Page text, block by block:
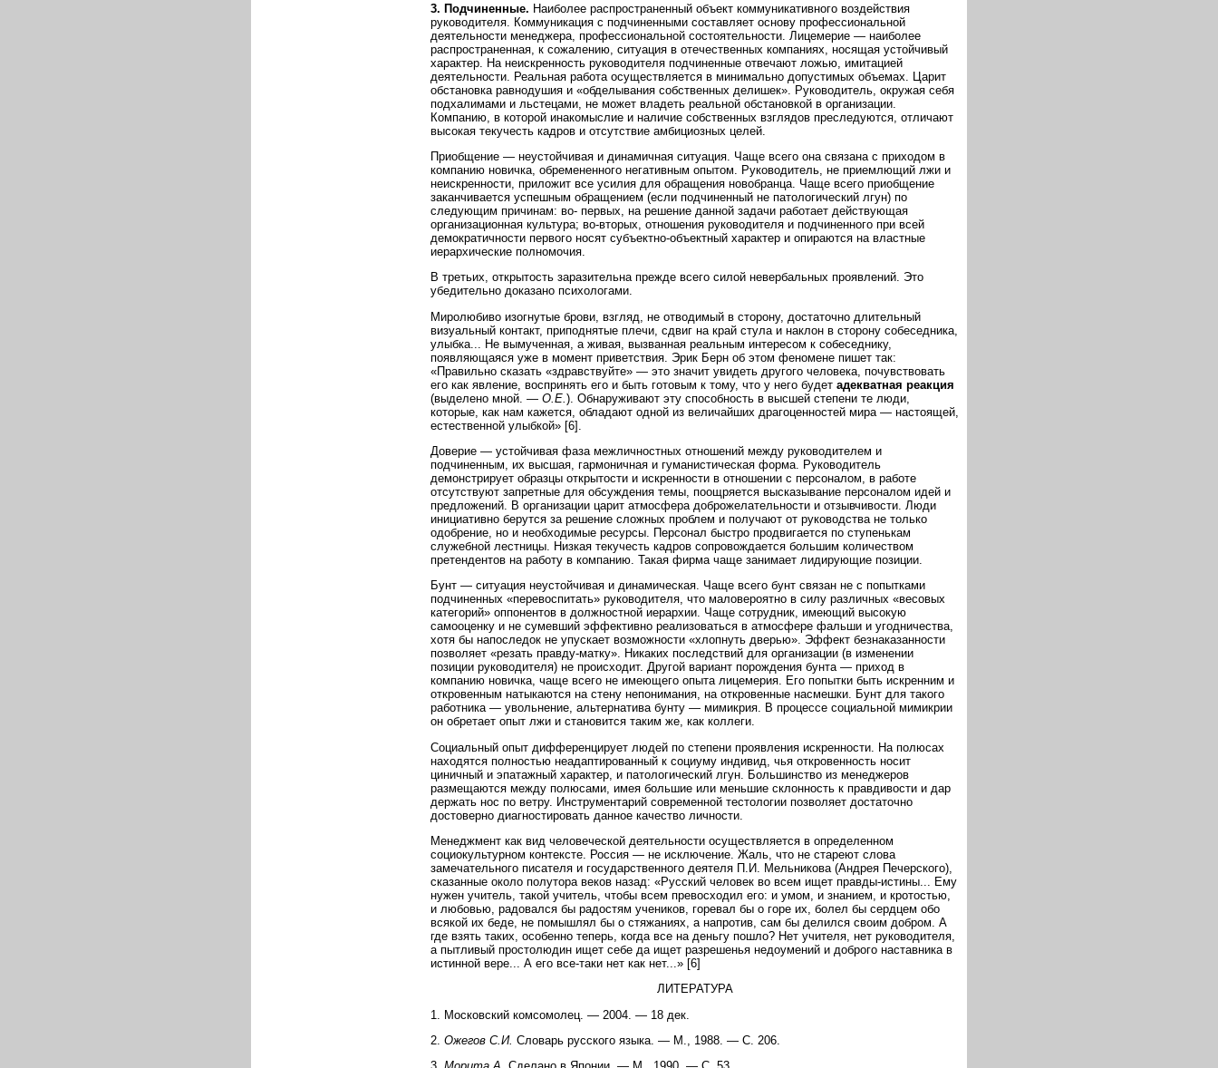
3. Подчиненные. Наиболее распространенный объект коммуникативного воздействия
руководителя. Коммуникация с подчиненными составляет основу профессиональной
деятельности менеджера, профессиональной состоятельности. Лицемерие — наиболее
распространенная, к сожалению, ситуация в отечественных компаниях, носящая устойчивый
характер. На неискренность руководителя подчиненные отвечают ложью, имитацией
деятельности. Реальная работа осуществляется в минимально допустимых объемах. Царит
обстановка равнодушия и «обделывания собственных делишек». Руководитель, окружая себя
подхалимами и льстецами, не может владеть реальной обстановкой в организации.
Компанию, в которой инакомыслие и наличие собственных взглядов преследуются, отличают
высокая текучесть кадров и отсутствие амбициозных целей.
Приобщение — неустойчивая и динамичная ситуация. Чаще всего она связана с приходом в
компанию новичка, обремененного негативным опытом. Руководитель, не приемлющий лжи и
неискренности, приложит все усилия для обращения новобранца. Чаще всего приобщение
заканчивается успешным обращением (если подчиненный не патологический лгун) по
следующим причинам: во- первых, на решение данной задачи работает действующая
организационная культура; во-вторых, отношения руководителя и подчиненного при всей
демократичности первого носят субъектно-объектный характер и опираются на властные
иерархические полномочия.
В третьих, открытость заразительна прежде всего силой невербальных проявлений. Это
убедительно доказано психологами.
Миролюбиво изогнутые брови, взгляд, не отводимый в сторону, достаточно длительный
визуальный контакт, приподнятые плечи, сдвиг на край стула и наклон в сторону собеседника,
улыбка... Не вымученная, а живая, вызванная реальным интересом к собеседнику,
появляющаяся уже в момент приветствия. Эрик Берн об этом феномене пишет так:
«Правильно сказать «здравствуйте» — это значит увидеть другого человека, почувствовать
его как явление, воспринять его и быть готовым к тому, что у него будет адекватная реакция
(выделено мной. — О.Е. ). Обнаруживают эту способность в высшей степени те люди,
которые, как нам кажется, обладают одной из величайших драгоценностей мира — настоящей,
естественной улыбкой» [6].
Доверие — устойчивая фаза межличностных отношений между руководителем и
подчиненным, их высшая, гармоничная и гуманистическая форма. Руководитель
демонстрирует образцы открытости и искренности в отношении с персоналом, в работе
отсутствуют запретные для обсуждения темы, поощряется высказывание персоналом идей и
предложений. В организации царит атмосфера доброжелательности и отзывчивости. Люди
инициативно берутся за решение сложных проблем и получают от руководства не только
одобрение, но и необходимые ресурсы. Персонал быстро продвигается по ступенькам
служебной лестницы. Низкая текучесть кадров сопровождается большим количеством
претендентов на работу в компанию. Такая фирма чаще занимает лидирующие позиции.
Бунт — ситуация неустойчивая и динамическая. Чаще всего бунт связан не с попытками
подчиненных «перевоспитать» руководителя, что маловероятно в силу различных «весовых
категорий» оппонентов в должностной иерархии. Чаще сотрудник, имеющий высокую
самооценку и не сумевший эффективно реализоваться в атмосфере фальши и угодничества,
хотя бы напоследок не упускает возможности «хлопнуть дверью». Эффект безнаказанности
позволяет «резать правду-матку». Никаких последствий для организации (в изменении
позиции руководителя) не происходит. Другой вариант порождения бунта — приход в
компанию новичка, чаще всего не имеющего опыта лицемерия. Его попытки быть искренним и
откровенным натыкаются на стену непонимания, на откровенные насмешки. Бунт для такого
работника — увольнение, альтернатива бунту — мимикрия. В процессе социальной мимикрии
он обретает опыт лжи и становится таким же, как коллеги.
Социальный опыт дифференцирует людей по степени проявления искренности. На полюсах
находятся полностью неадаптированный к социуму индивид, чья откровенность носит
циничный и эпатажный характер, и патологический лгун. Большинство из менеджеров
размещаются между полюсами, имея большие или меньшие склонность к правдивости и дар
держать нос по ветру. Инструментарий современной тестологии позволяет достаточно
достоверно диагностировать данное качество личности.
Менеджмент как вид человеческой деятельности осуществляется в определенном
социокультурном контексте. Россия — не исключение. Жаль, что не стареют слова
замечательного писателя и государственного деятеля П.И. Мельникова (Андрея Печерского),
сказанные около полутора веков назад: «Русский человек во всем ищет правды-истины... Ему
нужен учитель, такой учитель, чтобы всем превосходил его: и умом, и знанием, и кротостью,
и любовью, радовался бы радостям учеников, горевал бы о горе их, болел бы сердцем обо
всякой их беде, не помышлял бы о стяжаниях, а напротив, сам бы делился своим добром. А
где взять таких, особенно теперь, когда все на деньгу пошло? Нет учителя, нет руководителя,
а пытливый простолюдин ищет себе да ищет разрешенья недоумений и доброго наставника в
истинной вере... А его все-таки нет как нет...» [6]
ЛИТЕРАТУРА
1. Московский комсомолец. — 2004. — 18 дек.
2. Ожегов С.И. Словарь русского языка. — М., 1988. — С. 206.